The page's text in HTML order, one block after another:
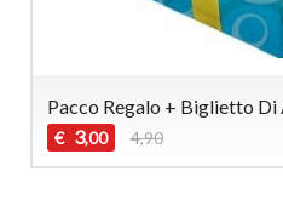
Pacco Regalo + Biglietto Di
€ 3,00 4,90